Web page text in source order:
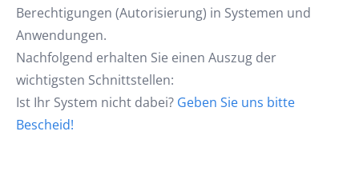
Berechtigungen (Autorisierung) in Systemen und
Anwendungen.
Nachfolgend erhalten Sie einen Auszug der
wichtigsten Schnittstellen:
Ist Ihr System nicht dabei? Geben Sie uns bitte
Bescheid!